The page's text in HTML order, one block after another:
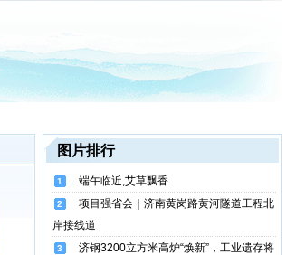
图片排行
1 端午临近,艾草飘香
2
项目强省会｜济南黄岗路黄河隧道工程北
岸接线道
3
济钢3200立方米高炉“焕新”，工业遗存将